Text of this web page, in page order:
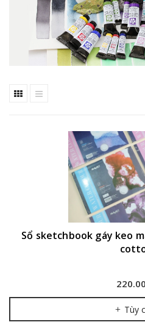
Sổ sketchbook gáy keo
Tùy